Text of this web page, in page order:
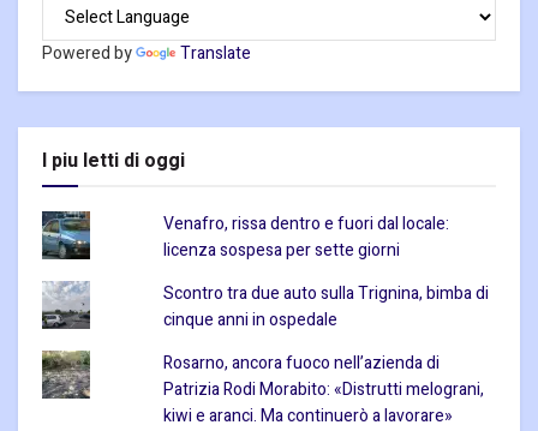
Powered by Translate
I piu letti di oggi
Venafro, rissa dentro e fuori dal locale:
licenza sospesa per sette giorni
Scontro tra due auto sulla Trignina, bimba di
cinque anni in ospedale
Rosarno, ancora fuoco nell’azienda di
Patrizia Rodi Morabito: «Distrutti melograni,
kiwi e aranci. Ma continuerò a lavorare»